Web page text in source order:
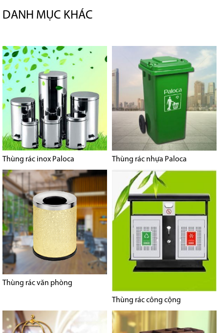
DANH MỤC KHÁC
Thùng rác inox Paloca Thùng rác nhựa Paloca
Thùng rác văn phòng
Thùng rác công cộng